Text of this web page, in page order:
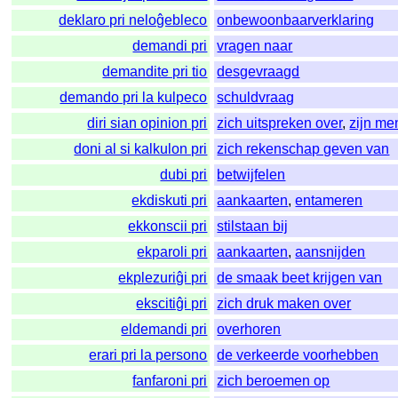
deklaro pri neloĝebleco
onbewoonbaarverklaring
demandi pri
vragen naar
demandite pri tio
desgevraagd
demando pri la kulpeco
schuldvraag
diri sian opinion pri
zich uitspreken over,zijn
doni al si kalkulon pri
zich rekenschap geven van
dubi pri
betwijfelen
ekdiskuti pri
aankaarten,entameren
ekkonscii pri
stilstaan bij
ekparoli pri
aankaarten,aansnijden
ekplezuriĝi pri
de smaak beet krijgen van
ekscitiĝi pri
zich druk maken over
eldemandi pri
overhoren
erari pri la persono
de verkeerde voorhebben
fanfaroni pri
zich beroemen op